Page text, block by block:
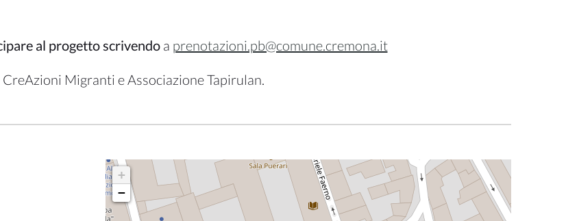
al progetto scrivendoa prenotazioni.pb@comune.cremona.it
Migranti e Associazione Tapirulan.
+
−